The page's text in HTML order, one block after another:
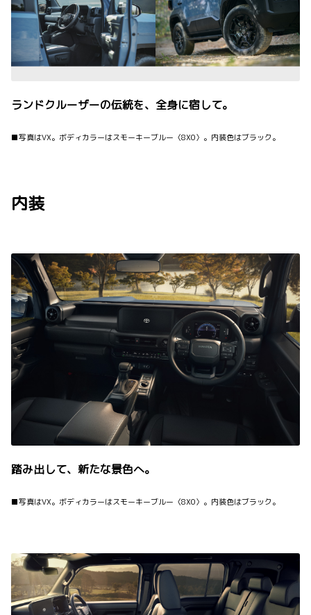
ランドクルーザーの伝統を、全身に宿して。
■写真はVX。ボディカラーはスモーキーブルー〈8X0〉。内装色はブラック。
内装
踏み出して、新たな景色へ。
■写真はVX。ボディカラーはスモーキーブルー〈8X0〉。内装色はブラック。